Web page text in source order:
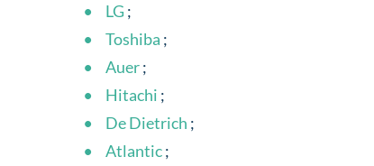
LG ;
Toshiba ;
Auer;
Hitachi ;
De Dietrich ;
Atlantic;